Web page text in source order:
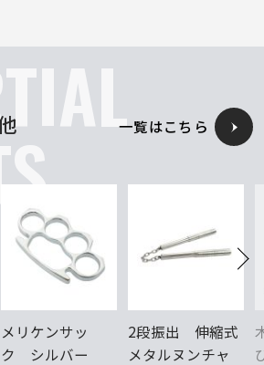
メリケンサッ
ク シルバー
2段振出 伸縮式
メタルヌンチャ
一覧はこちら